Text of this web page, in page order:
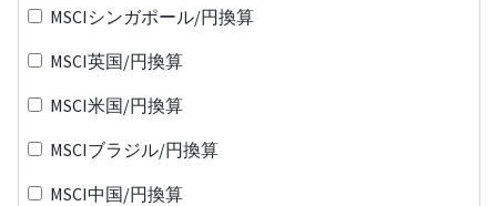
MSCIシンガポール/円換算
MSCI英国/円換算
MSCI米国/円換算
MSCIブラジル/円換算
MSCI中国/円換算